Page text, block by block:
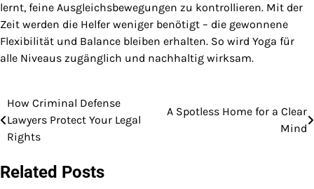
lernt, feine Ausgleichsbewegungen zu kontrollieren. Mit der
Zeit werden die Helfer weniger benötigt – die gewonnene
Flexibilität und Balance bleiben erhalten. So wird Yoga für
alle Niveaus zugänglich und nachhaltig wirksam.
Post
navigation
How Criminal Defense
Lawyers Protect Your Legal
Rights
A Spotless Home for a Clear
Mind
Related Posts